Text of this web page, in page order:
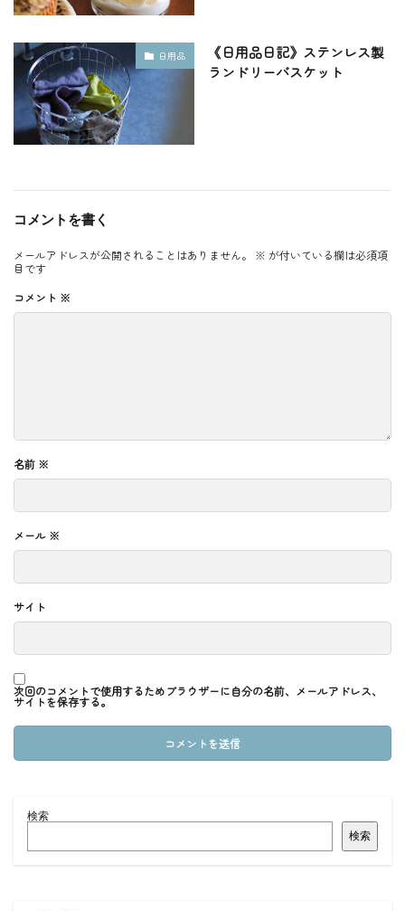
日用品
《日用品日記》ステンレス製
ランドリーバスケット
コメントを書く
メールアドレスが公開されることはありません。 ※ が付いている欄は必須項
目です
コメント ※
名前 ※
メール ※
サイト
次回のコメントで使用するためブラウザーに自分の名前、メールアドレス、
サイトを保存する。
検索
検索